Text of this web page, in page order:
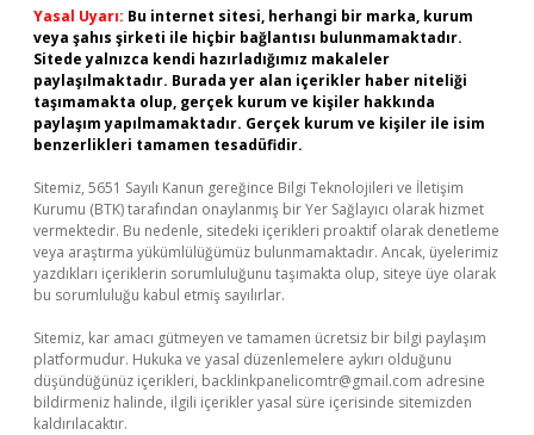
Yasal Uyarı: Bu internet sitesi, herhangi bir marka, kurum
veya şahıs şirketi ile hiçbir bağlantısı bulunmamaktadır.
Sitede yalnızca kendi hazırladığımız makaleler
paylaşılmaktadır. Burada yer alan içerikler haber niteliği
taşımamakta olup, gerçek kurum ve kişiler hakkında
paylaşım yapılmamaktadır. Gerçek kurum ve kişiler ile isim
benzerlikleri tamamen tesadüfidir.
Sitemiz, 5651 Sayılı Kanun gereğince Bilgi Teknolojileri ve İletişim
Kurumu (BTK) tarafından onaylanmış bir Yer Sağlayıcı olarak hizmet
vermektedir. Bu nedenle, sitedeki içerikleri proaktif olarak denetleme
veya araştırma yükümlülüğümüz bulunmamaktadır. Ancak, üyelerimiz
yazdıkları içeriklerin sorumluluğunu taşımakta olup, siteye üye olarak
bu sorumluluğu kabul etmiş sayılırlar.
Sitemiz, kar amacı gütmeyen ve tamamen ücretsiz bir bilgi paylaşım
platformudur. Hukuka ve yasal düzenlemelere aykırı olduğunu
düşündüğünüz içerikleri, backlinkpanelicomtr@gmail.com adresine
bildirmeniz halinde, ilgili içerikler yasal süre içerisinde sitemizden
kaldırılacaktır.